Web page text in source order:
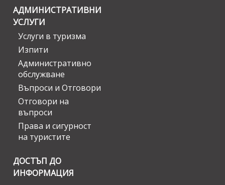
АДМИНИСТРАТИВНИ
УСЛУГИ
Услуги в туризма
Изпити
Административно
обслужване
Въпроси и Отговори
Отговори на
въпроси
Права и сигурност
на туристите
ДОСТЪП ДО
ИНФОРМАЦИЯ